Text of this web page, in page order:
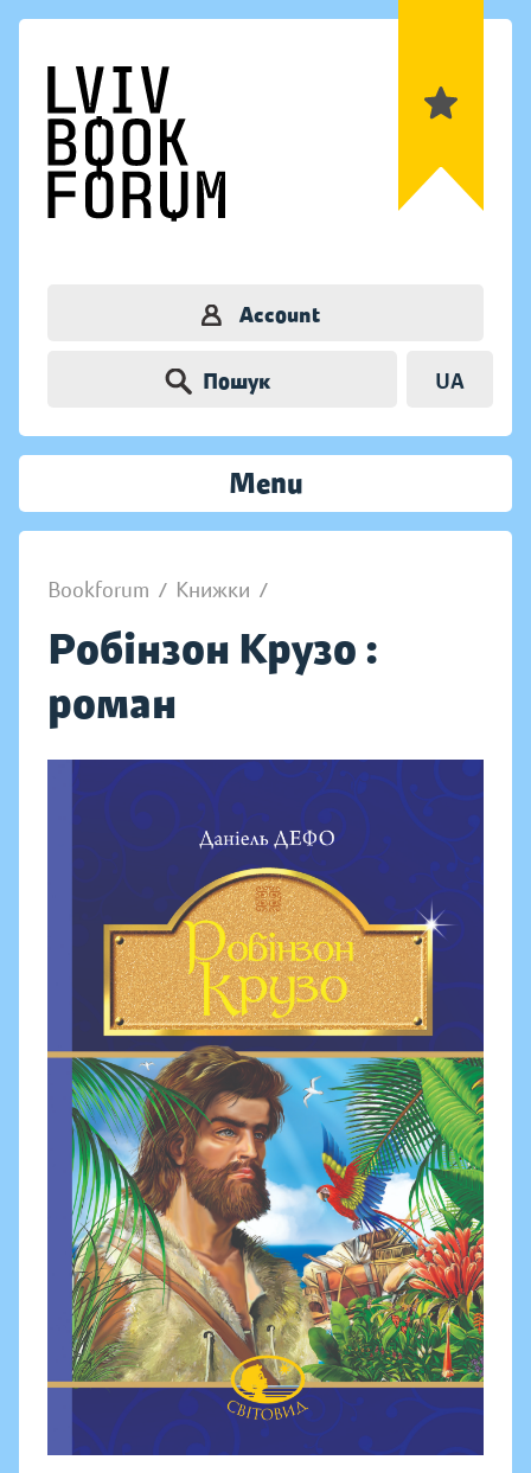
Account
Пошук UA
Menu
Bookforum / Книжки /
Робінзон Крузо :
роман